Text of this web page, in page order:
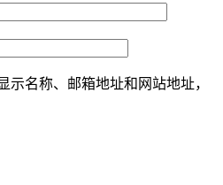
示名称、邮箱地址和网站地址，